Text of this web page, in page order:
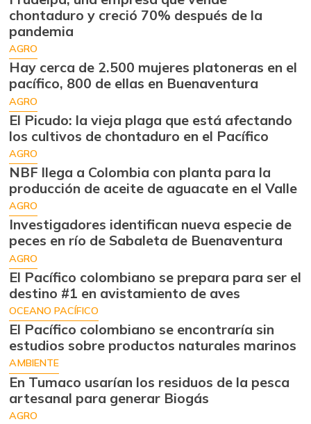
chontaduro y creció 70% después de la
pandemia
AGRO
Hay cerca de 2.500 mujeres platoneras en el
pacífico, 800 de ellas en Buenaventura
AGRO
El Picudo: la vieja plaga que está afectando
los cultivos de chontaduro en el Pacífico
AGRO
NBF llega a Colombia con planta para la
producción de aceite de aguacate en el Valle
AGRO
Investigadores identifican nueva especie de
peces en río de Sabaleta de Buenaventura
AGRO
El Pacífico colombiano se prepara para ser el
destino #1 en avistamiento de aves
OCEANO PACÍFICO
El Pacífico colombiano se encontraría sin
estudios sobre productos naturales marinos
AMBIENTE
En Tumaco usarían los residuos de la pesca
artesanal para generar Biogás
AGRO